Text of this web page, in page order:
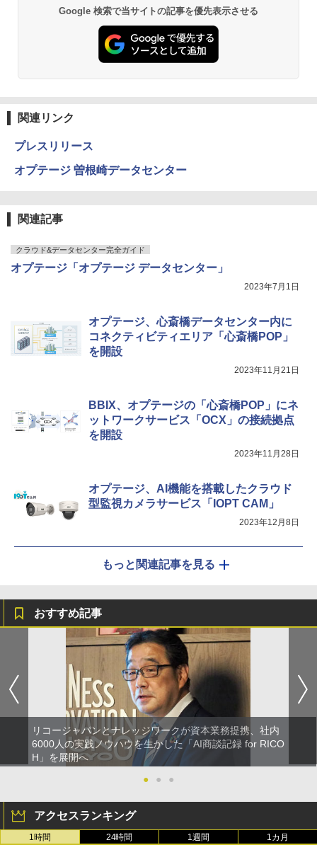
Google 検索で当サイトの記事を優先表示させる
関連リンク
プレスリリース
オプテージ 曽根崎データセンター
関連記事
クラウド&データセンター完全ガイド
オプテージ「オプテージ データセンター」
2023年7月1日
オプテージ、心斎橋データセンター内に
コネクティビティエリア「心斎橋POP」
を開設
2023年11月21日
BBIX、オプテージの「心斎橋POP」にネ
ットワークサービス「OCX」の接続拠点
を開設
2023年11月28日
オプテージ、AI機能を搭載したクラウド
型監視カメラサービス「IOPT CAM」
2023年12月8日
もっと関連記事を見る
おすすめ記事
リコージャパンとナレッジワークが資本業務提携、社内
6000人の実践ノウハウを生かした「AI商談記録 for RICO
H」を展開へ
●
● ●
アクセスランキング
1時間 24時間 1週間 1カ月